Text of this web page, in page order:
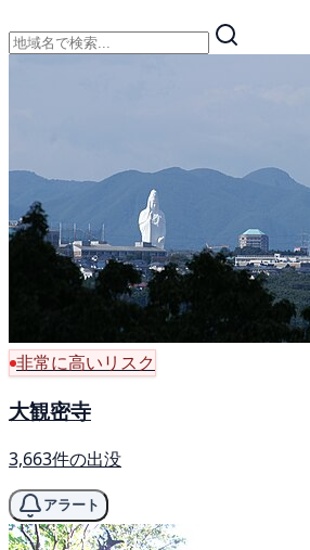
非常に高いリスク
大観密寺
3,663件の出没
アラート